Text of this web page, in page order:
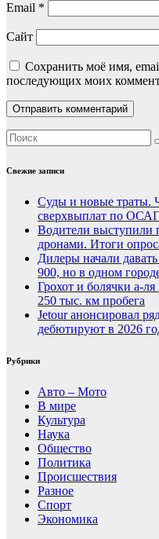
Email *
Сайт
Сохранить моё имя,
последующих моих
Свежие записи
Суды и новые траты.
сверхвыплат по
Водители выступили
дронами. Итоги
Дилеры начали
900, но в одном
Грохот и болячки а-
250 тыс. км пробега
Jetour анонсировал
дебютируют в 2026
Рубрики
Авто – Мото
В мире
Культура
Наука
Общество
Политика
Происшествия
Разное
Спорт
Экономика